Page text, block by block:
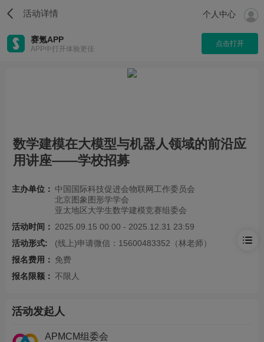
活动详情 个人中心
赛氪APP
APP中打开体验更佳
点击打开
数学建模在大模型与机器人领域的前沿应
用讲座——学校招募
主办单位： 中国国际科技促进会物联网工作委员会
北京图象图形学学会
亚太地区大学生数学建模竞赛组委会
活动时间： 2025.09.15 00:00 - 2025.12.31 23:59
活动形式:
(线上)申请微信：15600483352（林老师）
报名费用： 免费
报名限额： 不限人
活动发起人
APMCM组委会